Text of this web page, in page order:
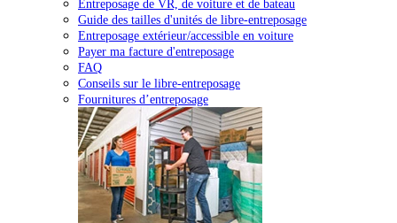
Entreposage de VR, de voiture et de bateau
Guide des tailles d'unités de libre-entreposage
Entreposage extérieur/accessible en voiture
Payer ma facture d'entreposage
FAQ
Conseils sur le libre-entreposage
Fournitures d’entreposage